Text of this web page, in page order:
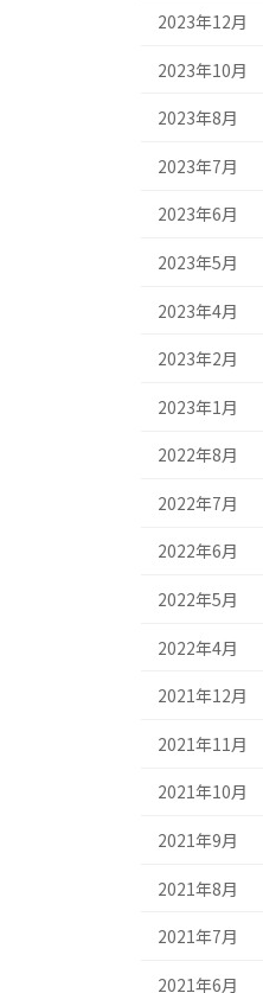
2023年12月
2023年10月
2023年8月
2023年7月
2023年6月
2023年5月
2023年4月
2023年2月
2023年1月
2022年8月
2022年7月
2022年6月
2022年5月
2022年4月
2021年12月
2021年11月
2021年10月
2021年9月
2021年8月
2021年7月
2021年6月